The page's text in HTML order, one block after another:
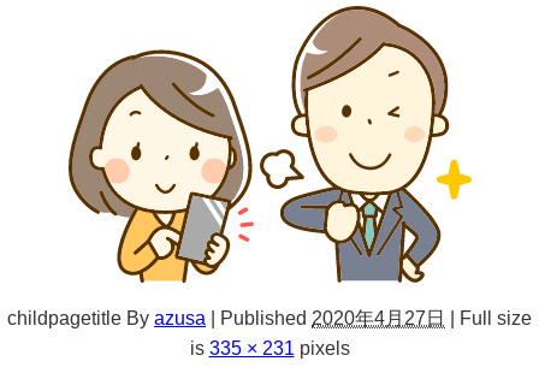
childpagetitle By azusa Published 2020年4月27日
Full size
is 335 × 231 pixels